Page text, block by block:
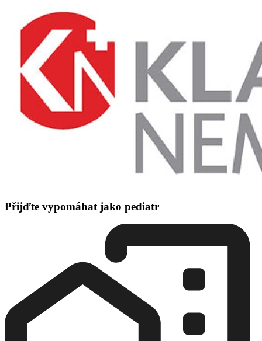
Přijďte vypomáhat jako pediatr